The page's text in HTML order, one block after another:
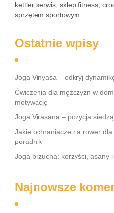
kettler serwis, sklep fitness,
sprzętem sportowym
Ostatnie wpisy
Joga Vinyasa – odkryj
Ćwiczenia dla mężczyzn w
motywację
Joga Virasana – pozycja
Jakie ochraniacze na rower
poradnik
Joga brzucha: korzyści, asany
Najnowsze